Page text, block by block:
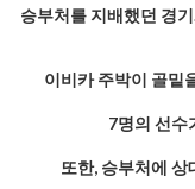
승부처를 지배했던 경
이비카 주박이 골밑
7명의 선수
또한, 승부처에